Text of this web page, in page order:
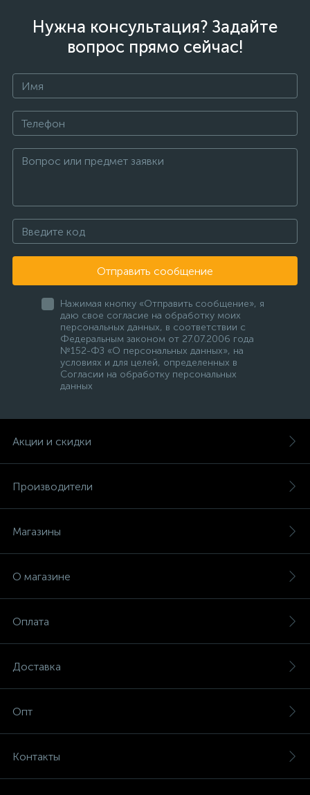
Нужна консультация? Задайте
вопрос прямо сейчас!
Отправить сообщение
Нажимая кнопку «Отправить сообщение», я
даю свое согласие на обработку моих
персональных данных, в соответствии с
Федеральным законом от 27.07.2006 года
№152-ФЗ «О персональных данных», на
условиях и для целей, определенных в
Согласии на обработку персональных
данных
Акции и скидки
Производители
Магазины
О магазине
Оплата
Доставка
Опт
Контакты